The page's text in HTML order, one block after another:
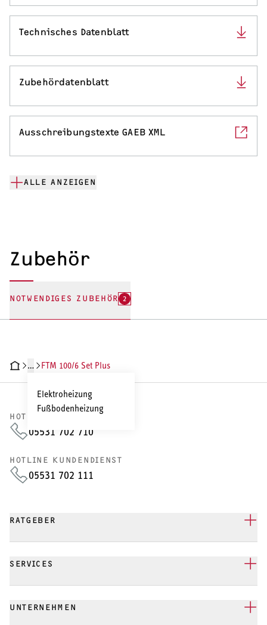
Technisches Datenblatt
Zubehördatenblatt
Ausschreibungstexte GAEB XML
ALLE ANZEIGEN
Zubehör
NOTWENDIGES ZUBEHÖR 2
DATENDOKUMENTE
…
Elektroheizung
Fußbodenheizung
FTM 100/6 Set Plus
HOTLINE VERTRIEB
05531 702 710
HOTLINE KUNDENDIENST
05531 702 111
RATGEBER
SERVICES
UNTERNEHMEN